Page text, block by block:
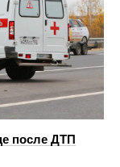
после ДТП